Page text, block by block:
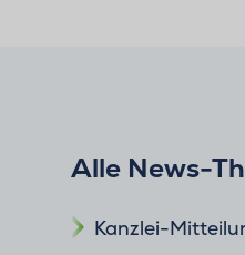
Alle News-
Kanzlei-